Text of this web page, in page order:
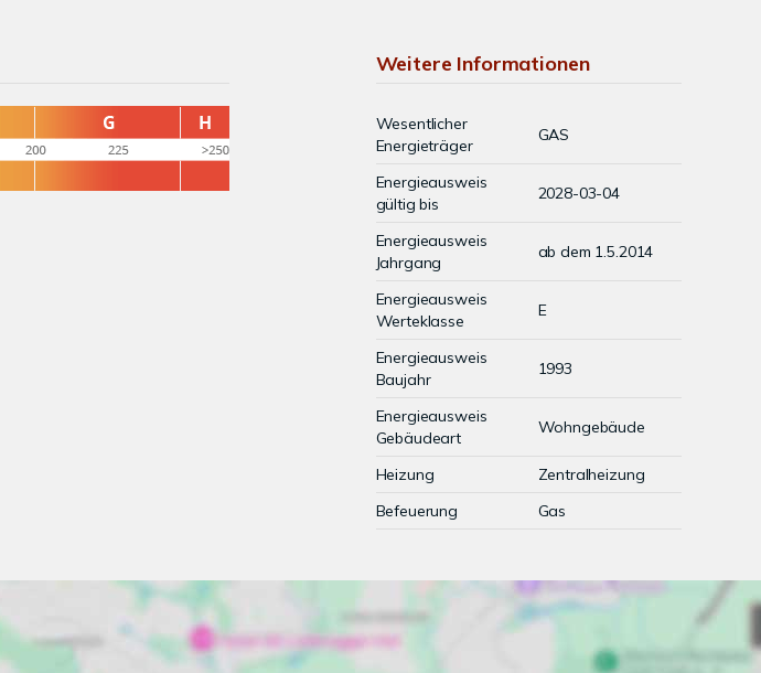
Weitere Informationen
Wesentlicher
Energieträger
GAS
Energieausweis
gültig bis
2028-03-04
Energieausweis
Jahrgang
ab dem 1.5.2014
Energieausweis
Werteklasse
E
Energieausweis
Baujahr
1993
Energieausweis
Gebäudeart
Wohngebäude
Heizung
Zentralheizung
Befeuerung
Gas